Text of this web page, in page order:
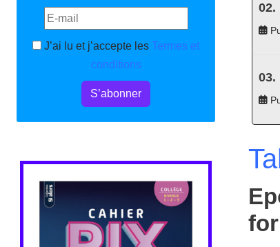
J’ai lu et j’accepte les Termes et
conditions
S’abonner